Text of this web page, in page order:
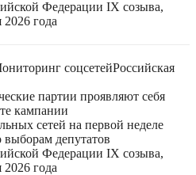
Федерации IX созыва,
года
соцсетейРоссийская
партии проявляют себя
кампании
сетей на первой неделе
депутатов
Федерации IX созыва,
года